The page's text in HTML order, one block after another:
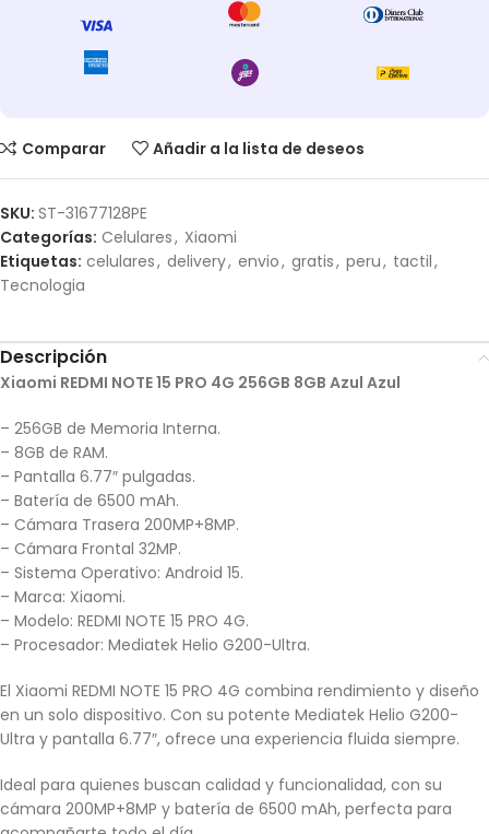
Comparar Añadir a la lista de deseos
SKU: ST-31677128PE
Categorías: Celulares, Xiaomi
Etiquetas: celulares, delivery, envio, gratis, peru, tactil,
Tecnologia
Descripción
Xiaomi REDMI NOTE 15 PRO 4G 256GB 8GB Azul Azul
– 256GB de Memoria Interna.
– 8GB de RAM.
– Pantalla 6.77″ pulgadas.
– Batería de 6500 mAh.
– Cámara Trasera 200MP+8MP.
– Cámara Frontal 32MP.
– Sistema Operativo: Android 15.
– Marca: Xiaomi.
– Modelo: REDMI NOTE 15 PRO 4G.
– Procesador: Mediatek Helio G200-Ultra.
El Xiaomi REDMI NOTE 15 PRO 4G combina rendimiento y diseño
en un solo dispositivo. Con su potente Mediatek Helio G200-
Ultra y pantalla 6.77″, ofrece una experiencia fluida siempre.
Ideal para quienes buscan calidad y funcionalidad, con su
cámara 200MP+8MP y batería de 6500 mAh, perfecta para